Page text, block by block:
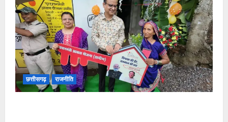
छत्तीसगढ़ राजनीति